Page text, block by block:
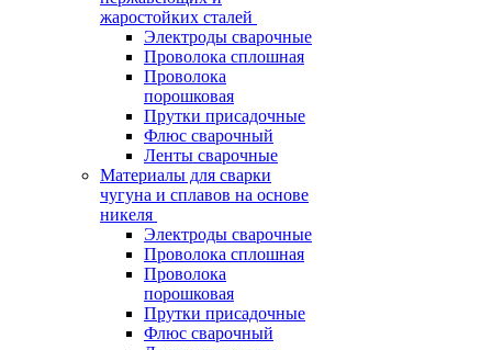
жаростойких сталей
Электроды сварочные
Проволока сплошная
Проволока
порошковая
Прутки присадочные
Флюс сварочный
Ленты сварочные
Материалы для сварки
чугуна и сплавов на основе
никеля
Электроды сварочные
Проволока сплошная
Проволока
порошковая
Прутки присадочные
Флюс сварочный